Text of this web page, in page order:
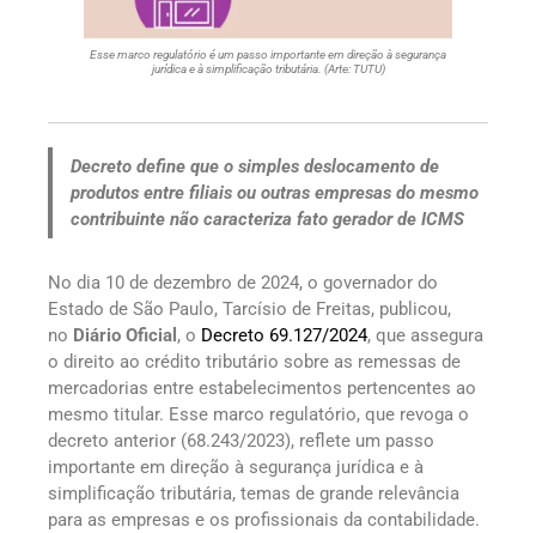
Esse marco regulatório é um passo importante em direção à segurança
jurídica e à simplificação tributária. (Arte: TUTU)
Decreto define que o simples deslocamento de
produtos entre filiais ou outras empresas do mesmo
contribuinte não caracteriza fato gerador de ICMS
No dia 10 de dezembro de 2024, o governador do
Estado de São Paulo, Tarcísio de Freitas, publicou,
no Diário Oficial , o Decreto 69.127/2024, que assegura
o direito ao crédito tributário sobre as remessas de
mercadorias entre estabelecimentos pertencentes ao
mesmo titular. Esse marco regulatório, que revoga o
decreto anterior (68.243/2023), reflete um passo
importante em direção à segurança jurídica e à
simplificação tributária, temas de grande relevância
para as empresas e os profissionais da contabilidade.